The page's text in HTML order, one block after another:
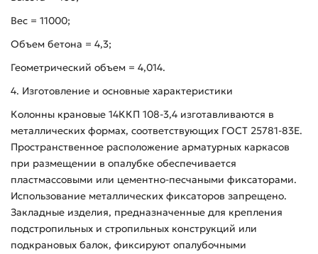
Вес = 11000;
Объем бетона = 4,3;
Геометрический объем = 4,014.
4. Изготовление и основные характеристики
Колонны крановые 14ККП 108-3,4 изготавливаются в
металлических формах, соответствующих ГОСТ 25781-83Е.
Пространственное расположение арматурных каркасов
при размещении в опалубке обеспечивается
пластмассовыми или цементно-песчаными фиксаторами.
Использование металлических фиксаторов запрещено.
Закладные изделия, предназначенные для крепления
подстропильных и стропильных конструкций или
подкрановых балок, фиксируют опалубочными